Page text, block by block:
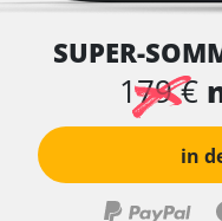
SUPER-
179 €
in